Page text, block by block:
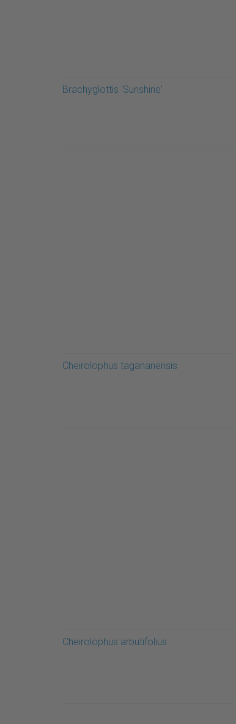
Brachyglottis 'Sunshine'
Cheirolophus tagananensis
Cheirolophus arbutifolius